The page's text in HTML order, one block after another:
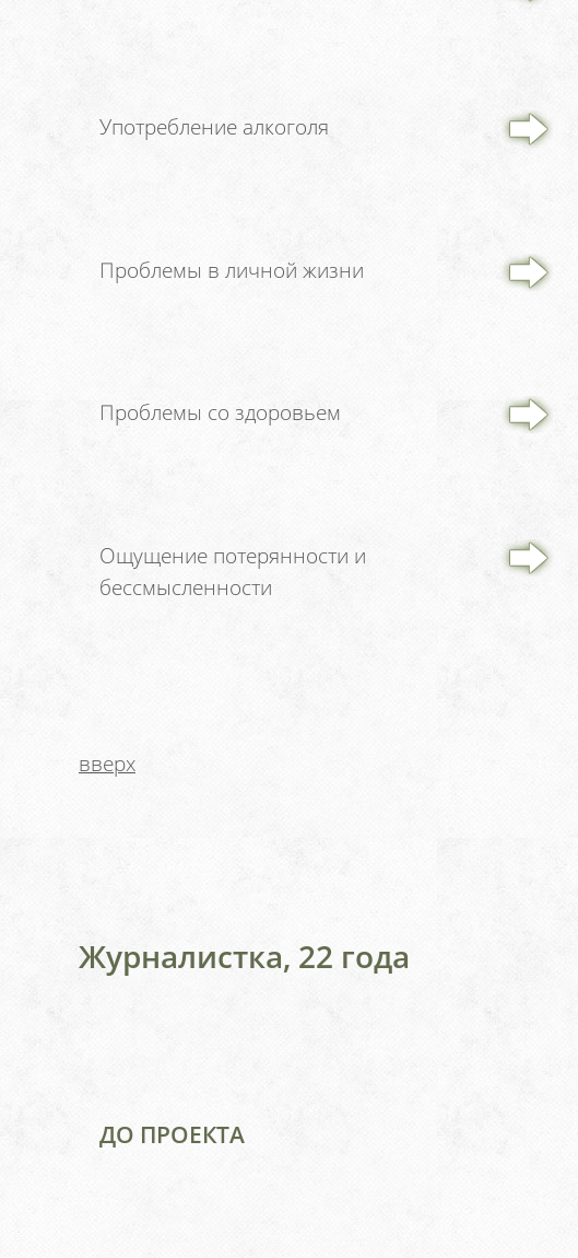
Употребление алкоголя
Проблемы в личной жизни
Проблемы со здоровьем
Ощущение потерянности и
бессмысленности
вверх
Журналистка, 22 года
ДО ПРОЕКТА